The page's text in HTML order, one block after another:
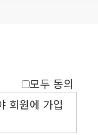
모두 동의
회원에 가입